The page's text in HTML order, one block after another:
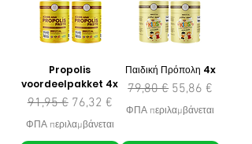
Propolis
voordeelpakket 4x
Κανονική τιμή
91,95 € Τιμή Έκπτωσης
76,32 €
ΦΠΑ περιλαμβάνεται
Παιδική Πρόπολη 4x
Κανονική τιμή
79,80 € Τιμή Έκπτωσης
55,86 €
ΦΠΑ περιλαμβάνεται